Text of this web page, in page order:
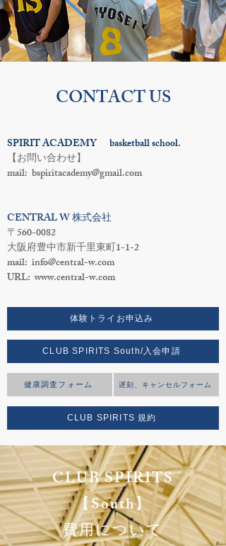
CONTACT US
SPIRIT ACADEMY basketball school.
【お問い合わせ】
mail: bspiritacademy@gmail.com
CENTRAL W 株式会社
〒560-0082
大阪府豊中市新千里東町1-1-2
mail: info@central-w.com
URL:www.central-w.com
体験トライお申込み
CLUB SPIRITS South/入会申請
健康調査フォーム 遅刻、キャンセルフォーム
CLUB SPIRITS 規約
​CLUB SPIRITS
【South】
費用について